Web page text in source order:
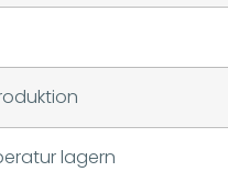
lagern